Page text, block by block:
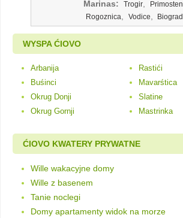
Marinas: Trogir, Primosten
Rogoznica, Vodice, Biograd
WYSPA ĆIOVO
Arbanija
Rastići
Buśinci
Mavarśtica
Okrug Donji
Slatine
Okrug Gornji
Mastrinka
ĆIOVO KWATERY PRYWATNE
Wille wakacyjne domy
Wille z basenem
Tanie noclegi
Domy apartamenty widok na morze